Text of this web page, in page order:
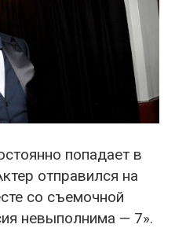
попадает в
отправился на
со съемочной
невыполнима — 7».